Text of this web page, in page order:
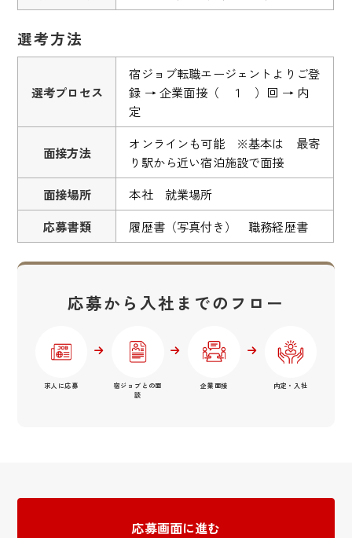
選考方法
選考プロセス
宿ジョブ転職エージェントよりご登
録 → 企業面接（ １ ）回 → 内
定
面接方法
オンラインも可能 ※基本は 最寄
り駅から近い宿泊施設で面接
面接場所
本社 就業場所
応募書類
履歴書（写真付き） 職務経歴書
応募から入社までのフロー
求人に応募
宿ジョブとの面
談
企業面接 内定・入社
応募画面に進む